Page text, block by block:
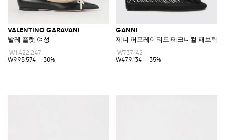
VALENTINO GARAVANI
발레 플랫 여성
₩1,422,247
₩995,574
-30%
GANNI
제니 퍼포레이티드 테크니컬 패브릭
₩737,142
₩479,134
-35%